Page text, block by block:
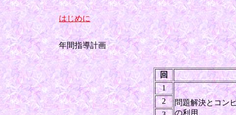
はじめに
年間指導計画
回
1
問題解決とコン
の利用
2